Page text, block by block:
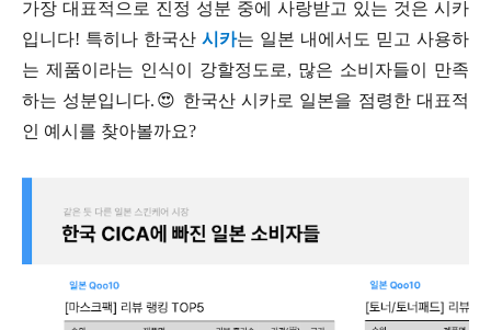
가장 대표적으로 진정 성분 중에 사랑받고 있는 것은 시카
입니다! 특히나 한국산 시카는 일본 내에서도 믿고 사용하
는 제품이라는 인식이 강할정도로, 많은 소비자들이 만족
하는 성분입니다.😍 한국산 시카로 일본을 점령한 대표적
인 예시를 찾아볼까요?